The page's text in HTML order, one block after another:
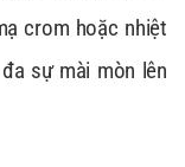
crom hoặc nhiệt
sự mài mòn lên